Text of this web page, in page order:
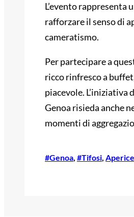
L’evento rappresenta
rafforzare il senso di
cameratismo.
Per partecipare a
ricco rinfresco a
piacevole. L’iniziativa
Genoa risieda anche
momenti di
#Genoa, #Tifosi,